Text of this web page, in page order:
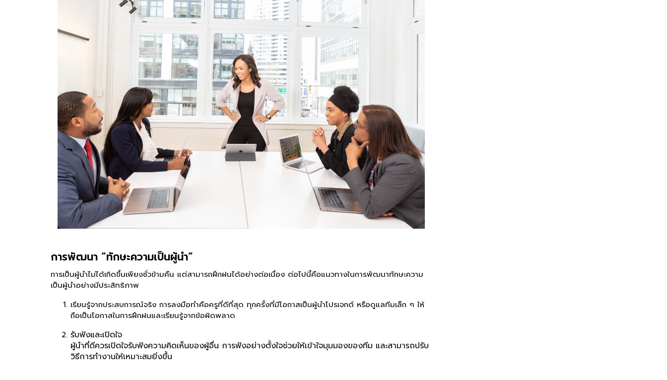
การพัฒนา “ทักษะความเป็นผู้นำ”
การเป็นผู้นำไม่ได้เกิดขึ้นเพียงชั่วข้ามคืน แต่สามารถฝึกฝนได้อย่างต่อเนื่อง ต่อไปนี้คือแนวทางในการพัฒนาทักษะความ
เป็นผู้นำอย่างมีประสิทธิภาพ
เรียนรู้จากประสบการณ์จริง การลงมือทำคือครูที่ดีที่สุด ทุกครั้งที่มีโอกาสเป็นผู้นำโปรเจกต์ หรือดูแลทีมเล็ก ๆ ให้
ถือเป็นโอกาสในการฝึกฝนและเรียนรู้จากข้อผิดพลาด
รับฟังและเปิดใจ
ผู้นำที่ดีควรเปิดใจรับฟังความคิดเห็นของผู้อื่น การฟังอย่างตั้งใจช่วยให้เข้าใจมุมมองของทีม และสามารถปรับ
วิธีการทำงานให้เหมาะสมยิ่งขึ้น